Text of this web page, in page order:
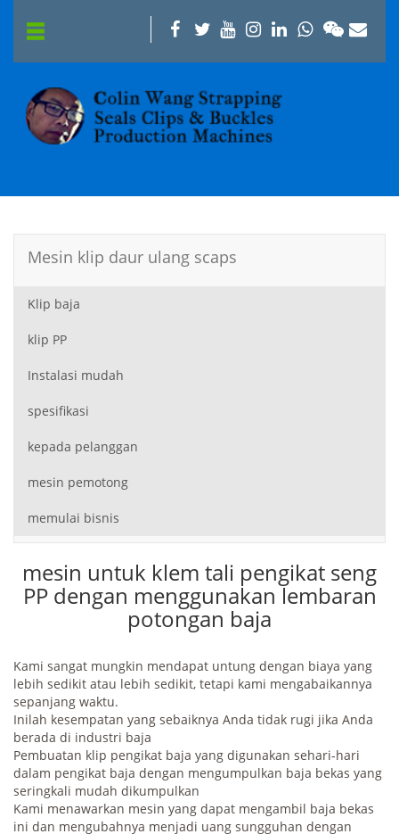
Mesin klip daur ulang scaps
Klip baja
klip PP
Instalasi mudah
spesifikasi
kepada pelanggan
mesin pemotong
memulai bisnis
mesin untuk klem tali pengikat seng
PP dengan menggunakan lembaran
potongan baja
Kami sangat mungkin mendapat untung dengan biaya yang
lebih sedikit atau lebih sedikit, tetapi kami mengabaikannya
sepanjang waktu.
Inilah kesempatan yang sebaiknya Anda tidak rugi jika Anda
berada di industri baja
Pembuatan klip pengikat baja yang digunakan sehari-hari
dalam pengikat baja dengan mengumpulkan baja bekas yang
seringkali mudah dikumpulkan
Kami menawarkan mesin yang dapat mengambil baja bekas
ini dan mengubahnya menjadi uang sungguhan dengan